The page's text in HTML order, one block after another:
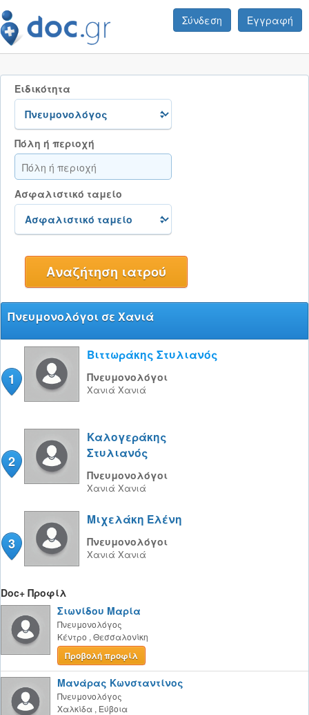
Σύνδεση Εγγραφή
Ειδικότητα
Πόλη ή περιοχή
Ασφαλιστικό ταμείο
Πνευμονολόγοι σε Χανιά
1
Βιττωράκης Στυλιανός
Πνευμονολόγοι
Χανιά Χανιά
2
Καλογεράκης
Στυλιανός
Πνευμονολόγοι
Χανιά Χανιά
3
Μιχελάκη Ελένη
Πνευμονολόγοι
Χανιά Χανιά
Doc+ Προφίλ
Σιωνίδου Μαρία
Πνευμονολόγος
Κέντρο , Θεσσαλονίκη
Προβολή προφίλ
Μανάρας Κωνσταντίνος
Πνευμονολόγος
Χαλκίδα , Εύβοια